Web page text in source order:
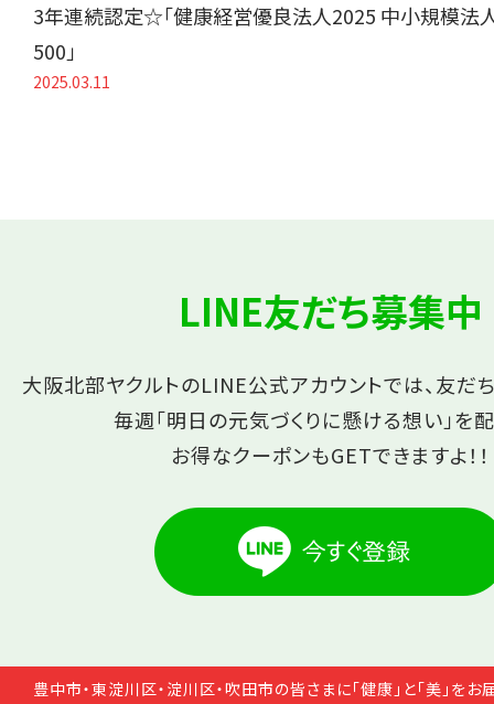
3年連続認定☆「健康経営優良法人2025 中小規模法
500」
2025.03.11
LINE友だち募集中
大阪北部ヤクルトのLINE公式アカウントでは、友だ
毎週「明日の元気づくりに懸ける想い」を
お得なクーポンもGETできますよ！！
豊中市・東淀川区・淀川区・吹田市の皆さまに「健康」と「美」をお